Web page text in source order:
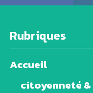
Rubriques
Accueil
citoyenneté